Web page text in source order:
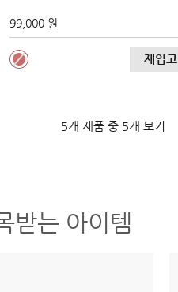
99,000 원
재입
5개 제품 중 5개 보기
받는 아이템